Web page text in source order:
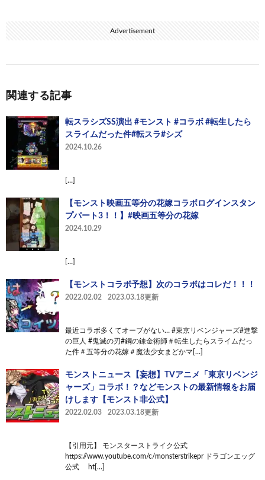
Advertisement
関連する記事
転スラシズSS演出 #モンスト #コラボ #転生したら
スライムだった件#転スラ#シズ
2024.10.26
[…]
【モンスト映画五等分の花嫁コラボログインスタン
プパート3！！】#映画五等分の花嫁
2024.10.29
[…]
【モンストコラボ予想】次のコラボはコレだ！！！
2022.02.02 2023.03.18更新
最近コラボ多くてオーブがない… #東京リベンジャーズ#進撃
の巨人 #鬼滅の刃#鋼の錬金術師＃転生したらスライムだっ
た件＃五等分の花嫁＃魔法少女まどかマ[…]
モンストニュース【妄想】TVアニメ「東京リベンジ
ャーズ」コラボ！？などモンストの最新情報をお届
けします【モンスト非公式】
2022.02.03 2023.03.18更新
【引用元】 モンスターストライク公式
https://www.youtube.com/c/monsterstrikepr ドラゴンエッグ
公式 ht[…]